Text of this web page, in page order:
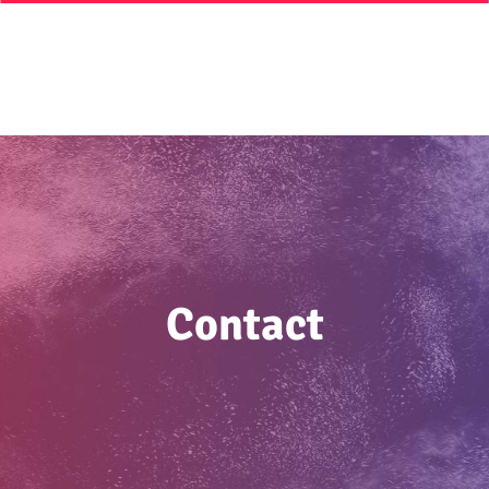
Contact